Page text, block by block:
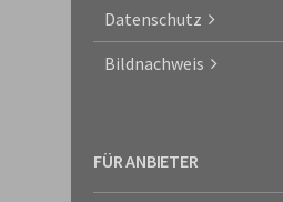
Datenschutz
Bildnachweis
FÜR ANBIETER